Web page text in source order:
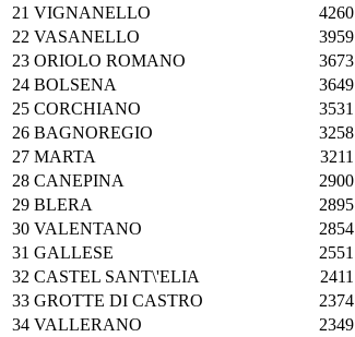
21 VIGNANELLO 4260
22 VASANELLO 3959
23 ORIOLO ROMANO 3673
24 BOLSENA 3649
25 CORCHIANO 3531
26 BAGNOREGIO 3258
27 MARTA 3211
28 CANEPINA 2900
29 BLERA 2895
30 VALENTANO 2854
31 GALLESE 2551
32 CASTEL SANT\'ELIA 2411
33 GROTTE DI CASTRO 2374
34 VALLERANO 2349